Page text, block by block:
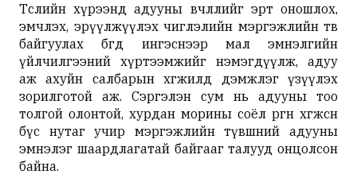
Төслийн хүрээнд адууны өвчлөлийг эрт оношлох,
эмчлэх, эрүүлжүүлэх чиглэлийн мэргэжлийн төв
байгуулах бөгөөд ингэснээр мал эмнэлгийн
үйлчилгээний хүртээмжийг нэмэгдүүлж, адуу
аж ахуйн салбарын хөгжилд дэмжлэг үзүүлэх
зорилготой аж. Сэргэлэн сум нь адууны тоо
толгой олонтой, хурдан морины соёл өргөн хөгжсөн
бүс нутаг учир мэргэжлийн түвшний адууны
эмнэлэг шаардлагатай байгааг талууд онцолсон
байна.